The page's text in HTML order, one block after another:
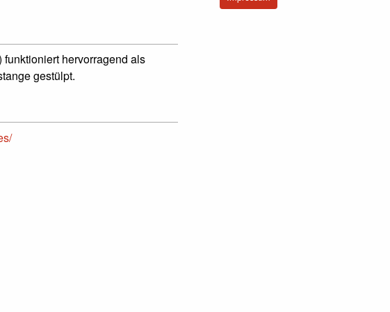
funktioniert hervorragend als
gestülpt.